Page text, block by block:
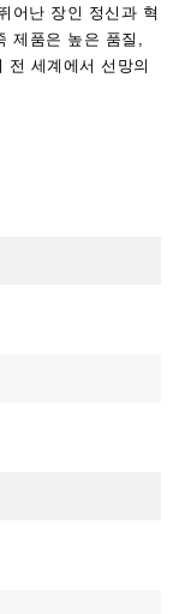
어난 장인 정신과 혁
제품은 높은 품질,
전 세계에서 선망의